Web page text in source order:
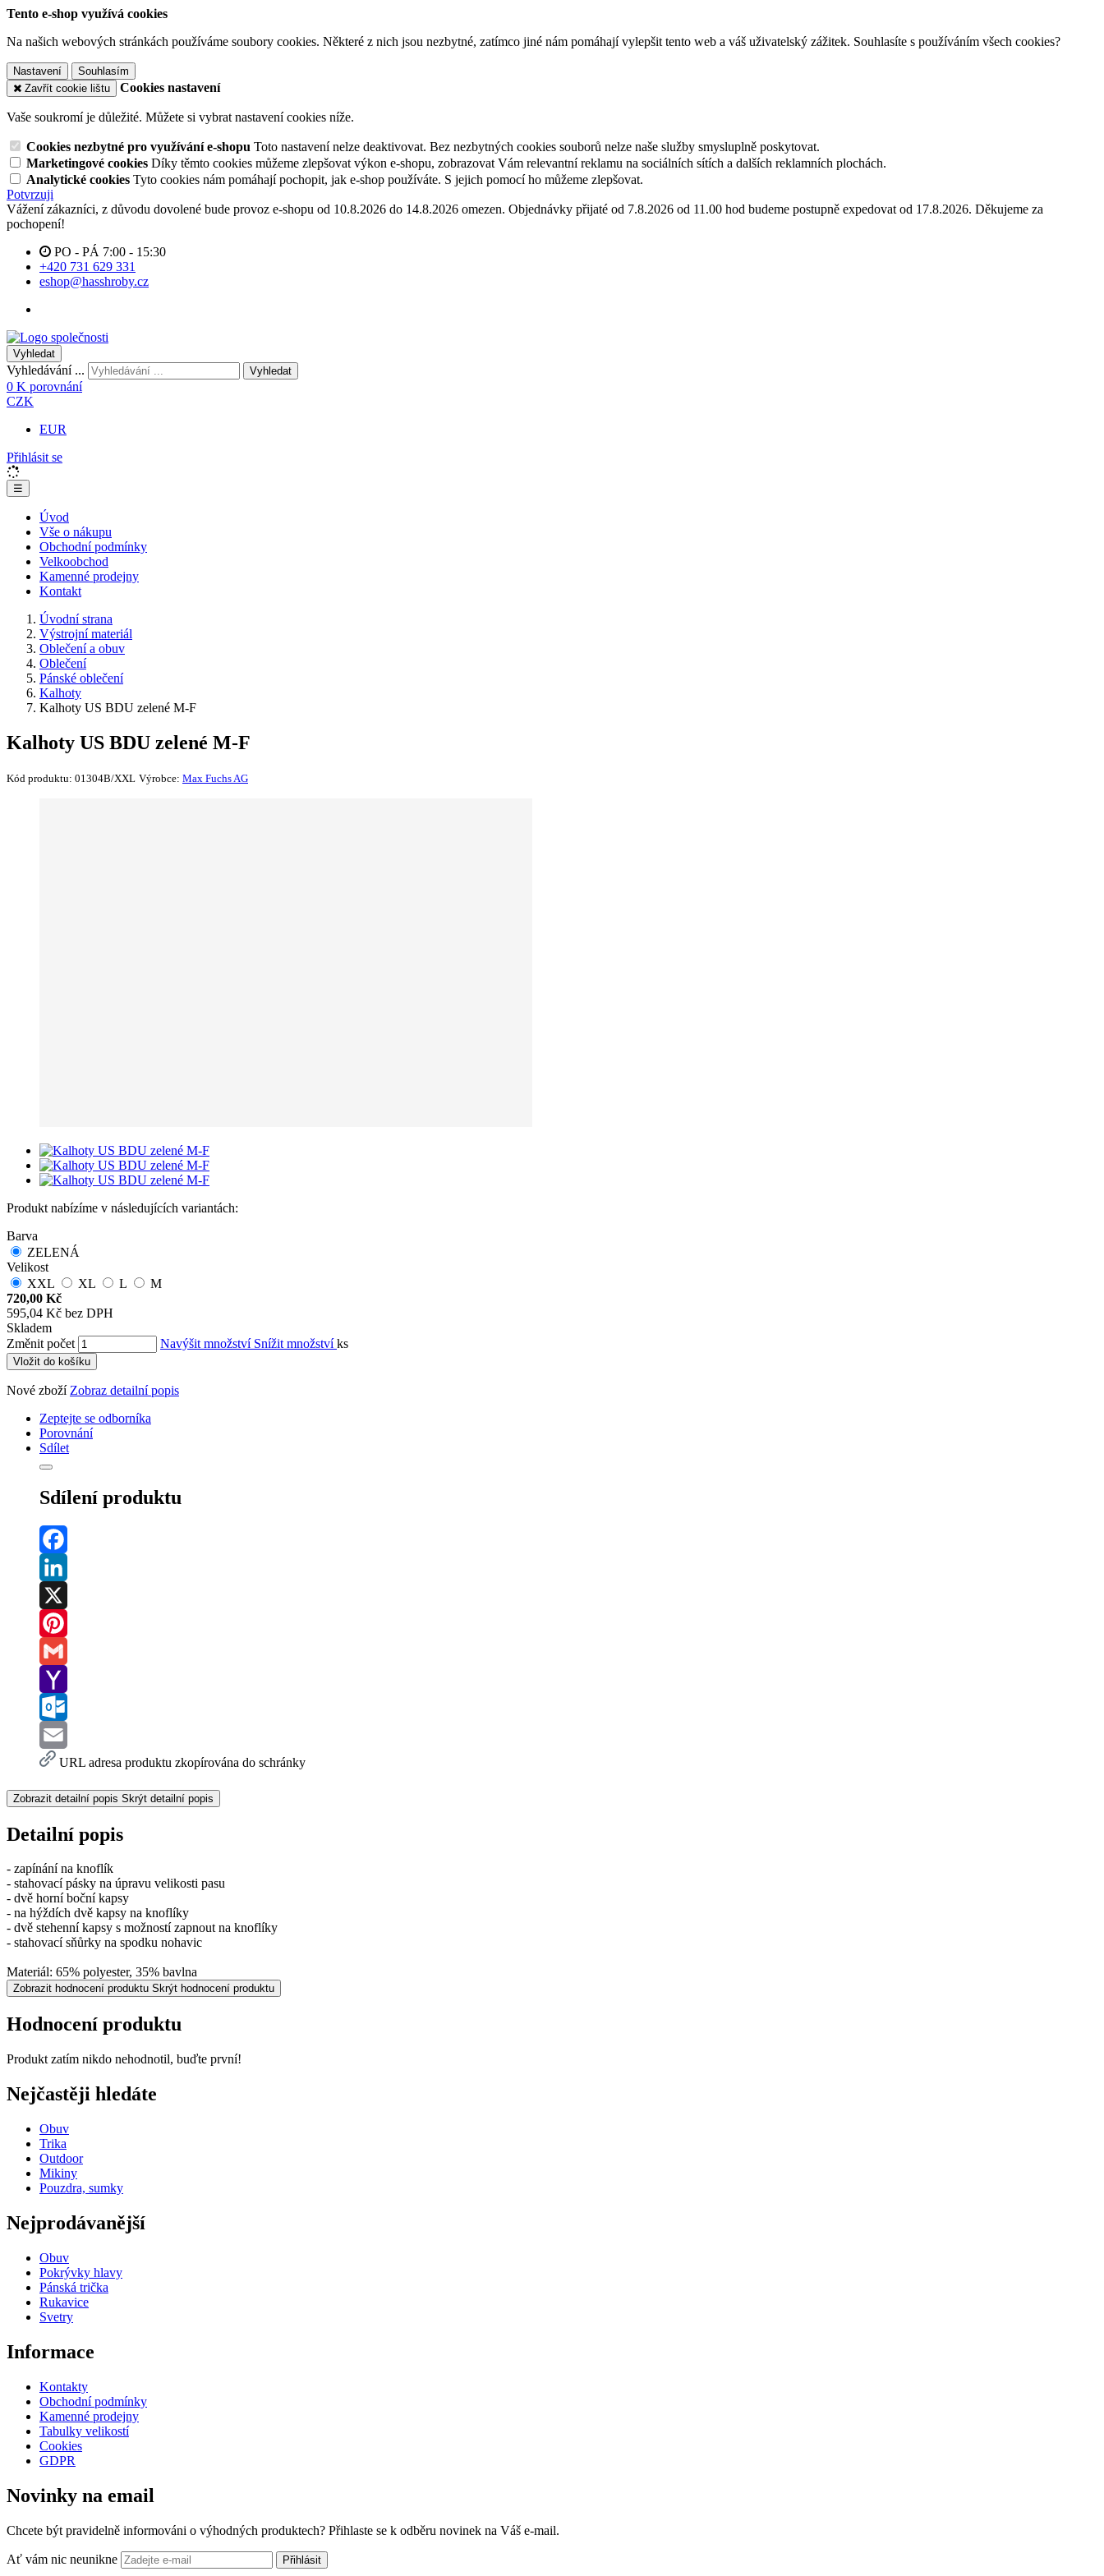
Tento e-shop využívá cookies
Na našich webových stránkách používáme soubory cookies. Některé z nich jsou nezbytné, zatímco jiné nám pomáhají vylepšit tento web a váš uživatelský zážitek. Souhlasíte s používáním všech cookies?
Nastavení
Souhlasím
Zavřít cookie lištu
Cookies nastavení
Vaše soukromí je důležité. Můžete si vybrat nastavení cookies níže.
Cookies nezbytné pro využívání e-shopu Toto nastavení nelze deaktivovat. Bez nezbytných cookies souborů nelze naše služby smysluplně poskytovat.
Marketingové cookies Díky těmto cookies můžeme zlepšovat výkon e-shopu, zobrazovat Vám relevantní reklamu na sociálních sítích a dalších reklamních plochách.
Analytické cookies Tyto cookies nám pomáhají pochopit, jak e-shop používáte. S jejich pomocí ho můžeme zlepšovat.
Potvrzuji
Vážení zákazníci, z důvodu dovolené bude provoz e-shopu od 10.8.2026 do 14.8.2026 omezen. Objednávky přijaté od 7.8.2026 od 11.00 hod budeme postupně expedovat od 17.8.2026. Děkujeme za
pochopení!
PO - PÁ 7:00 - 15:30
+420 731 629 331
eshop@hasshroby.cz
Vyhledat
Vyhledávání ... Vyhledat
0 K porovnání
CZK
EUR
Přihlásit se
☰
Úvod
Vše o nákupu
Obchodní podmínky
Velkoobchod
Kamenné prodejny
Kontakt
Úvodní strana
Výstrojní materiál
Oblečení a obuv
Oblečení
Pánské oblečení
Kalhoty
Kalhoty US BDU zelené M-F
Kalhoty US BDU zelené M-F
Kód produktu: 01304B/XXL Výrobce: Max Fuchs AG
Produkt nabízíme v následujících variantách:
Barva
ZELENÁ
Velikost
XXL
XL L
M
720,00 Kč
595,04 Kč bez DPH
Skladem
Změnit počet
Navýšit množství Snížit množstvíks
Vložit do košíku
Nové zboží Zobraz detailní popis
Zeptejte se odborníka
Porovnání
Sdílet
Sdílení produktu
Facebook
LinkedIn
X
Pinterest
Gmail
Yahoo
Mail
Outlook.com
EmailURL adresa produktu zkopírována do schránky
Zobrazit detailní popis Skrýt detailní popis
Detailní popis
- zapínání na knoflík
- stahovací pásky na úpravu velikosti pasu
- dvě horní boční kapsy
- na hýždích dvě kapsy na knoflíky
- dvě stehenní kapsy s možností zapnout na knoflíky
- stahovací sňůrky na spodku nohavic
Materiál: 65% polyester, 35% bavlna
Zobrazit hodnocení produktu Skrýt hodnocení produktu
Hodnocení produktu
Produkt zatím nikdo nehodnotil, buďte první!
Nejčastěji hledáte
Obuv
Trika
Outdoor
Mikiny
Pouzdra, sumky
Nejprodávanější
Obuv
Pokrývky hlavy
Pánská trička
Rukavice
Svetry
Informace
Kontakty
Obchodní podmínky
Kamenné prodejny
Tabulky velikostí
Cookies
GDPR
Novinky na email
Chcete být pravidelně informováni o výhodných produktech? Přihlaste se k odběru novinek na Váš e-mail.
Ať vám nic neunikne Přihlásit